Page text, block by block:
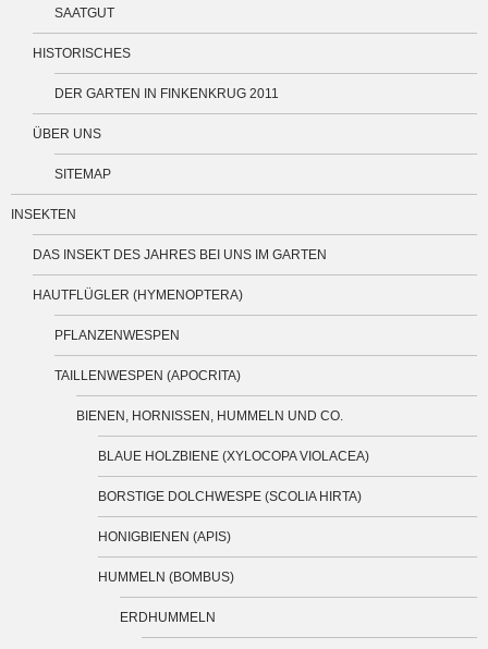
SAATGUT
HISTORISCHES
DER GARTEN IN FINKENKRUG 2011
ÜBER UNS
SITEMAP
INSEKTEN
DAS INSEKT DES JAHRES BEI UNS IM GARTEN
HAUTFLÜGLER (HYMENOPTERA)
PFLANZENWESPEN
TAILLENWESPEN (APOCRITA)
BIENEN, HORNISSEN, HUMMELN UND CO.
BLAUE HOLZBIENE (XYLOCOPA VIOLACEA)
BORSTIGE DOLCHWESPE (SCOLIA HIRTA)
HONIGBIENEN (APIS)
HUMMELN (BOMBUS)
ERDHUMMELN